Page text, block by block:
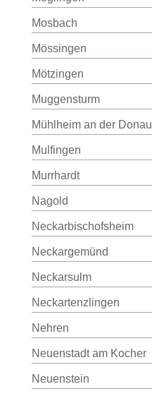
Mosbach
Mössingen
Mötzingen
Muggensturm
Mühlheim an der Donau
Mulfingen
Murrhardt
Nagold
Neckarbischofsheim
Neckargemünd
Neckarsulm
Neckartenzlingen
Nehren
Neuenstadt am Kocher
Neuenstein